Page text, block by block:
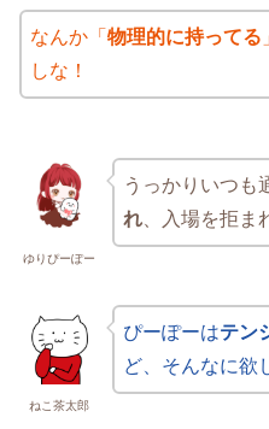
なんか「 物理的に持ってる
しな！
ゆりぴーぽー
うっかりいつも
れ、入場を拒ま
ねこ茶太郎
ぴーぽーはテン
ど、そんなに欲